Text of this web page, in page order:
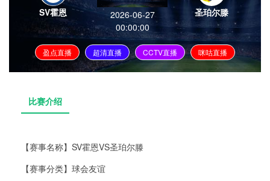
SV霍恩
2026-06-27
00:00:00
圣珀尔滕
盈点直播 超清直播 CCTV直播 咪咕直播
比赛介绍
【赛事名称】 SV霍恩VS圣珀尔滕
【赛事分类】 球会友谊